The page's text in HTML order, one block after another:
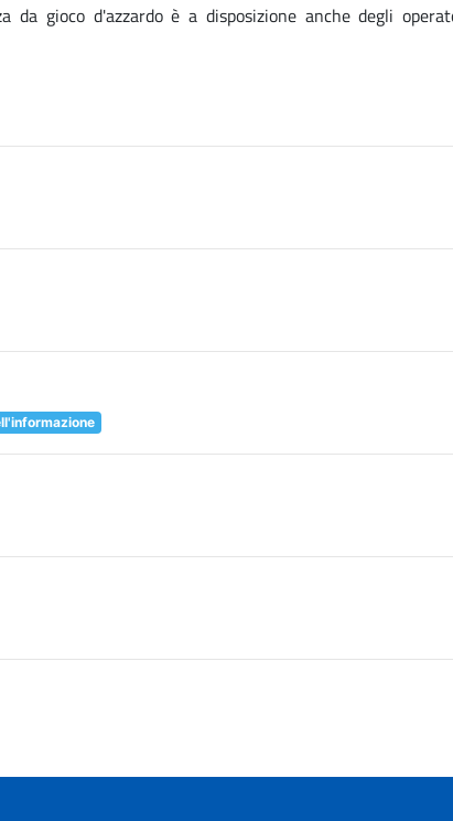
da gioco d'azzardo è a disposizione anche degli